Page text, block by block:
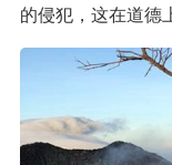
的侵犯，这在道德